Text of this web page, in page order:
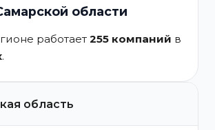
области
работает 255 компаний в
.
область